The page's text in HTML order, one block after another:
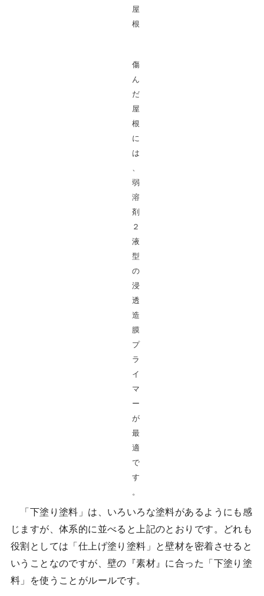
屋
根
傷
ん
だ
屋
根
に
は
、
弱
溶
剤
２
液
型
の
浸
透
造
膜
プ
ラ
イ
マ
ー
が
最
適
で
す
。
「下塗り塗料」は、いろいろな塗料があるようにも感
じますが、体系的に並べると上記のとおりです。どれも
役割としては「仕上げ塗り塗料」と壁材を密着させると
いうことなのですが、壁の『素材』に合った「下塗り塗
料」を使うことがルールです。